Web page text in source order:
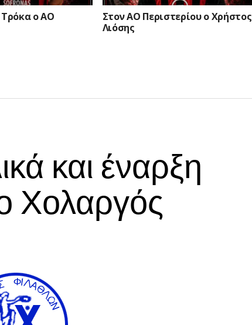
ο ΑΟ
Στον ΑΟ Περιστερίου ο Χρήστος
Λιόσης
και έναρξη
Χολαργός